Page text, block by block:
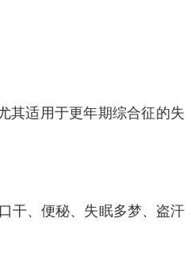
其适用于更年期综合征的失
干、便秘、失眠多梦、盗汗